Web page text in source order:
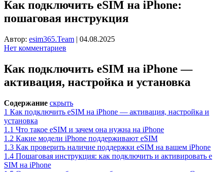
Как подключить eSIM на iPhone:
пошаговая инструкция
Автор: esim365.Team | 04.08.2025
Нет комментариев
Как подключить eSIM на iPhone —
активация, настройка и установка
Содержание скрыть
1 Как подключить eSIM на iPhone — активация, настройка и
установка
1.1 Что такое eSIM и зачем она нужна на iPhone
1.2 Какие модели iPhone поддерживают eSIM
1.3 Как проверить наличие поддержки eSIM на вашем iPhone
1.4 Пошаговая инструкция: как подключить и активировать e
SIM на iPhone